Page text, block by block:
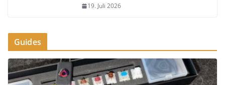
19. Juli 2026
Guides